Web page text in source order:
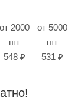
от 2000
шт
548 ₽
от 5000
шт
531 ₽